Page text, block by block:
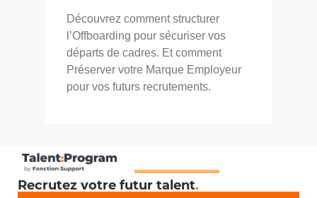
Découvrez comment structurer
l’Offboarding pour sécuriser vos
départs de cadres. Et comment
Préserver votre Marque Employeur
pour vos futurs recrutements.
Recrutez votre futur talent.